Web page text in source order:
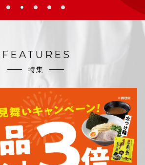
FEATURES
特集